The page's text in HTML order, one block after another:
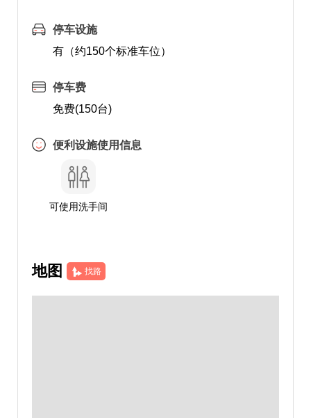
停车设施
有（约150个标准车位）
停车费
免费(150台)
便利设施使用信息
可使用洗手间
地图 找路